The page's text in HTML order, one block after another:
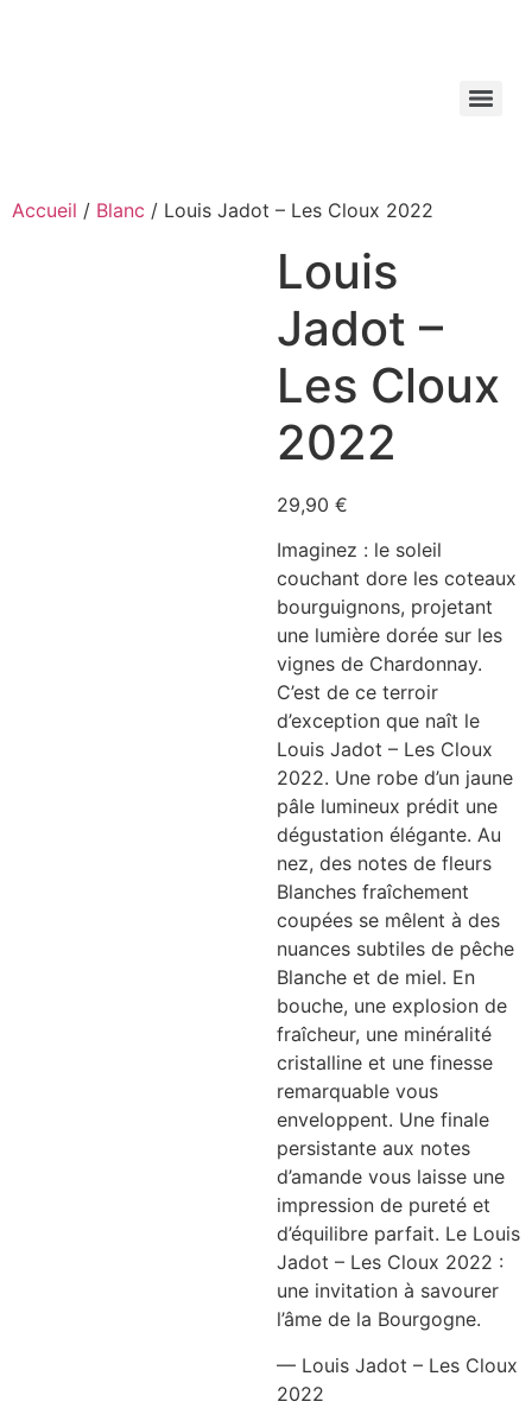
Accueil / Blanc / Louis Jadot – Les Cloux 2022
Louis
Jadot –
Les Cloux
2022
29,90 €
Imaginez : le soleil
couchant dore les coteaux
bourguignons, projetant
une lumière dorée sur les
vignes de Chardonnay.
C’est de ce terroir
d’exception que naît le
Louis Jadot – Les Cloux
2022. Une robe d’un jaune
pâle lumineux prédit une
dégustation élégante. Au
nez, des notes de fleurs
Blanches fraîchement
coupées se mêlent à des
nuances subtiles de pêche
Blanche et de miel. En
bouche, une explosion de
fraîcheur, une minéralité
cristalline et une finesse
remarquable vous
enveloppent. Une finale
persistante aux notes
d’amande vous laisse une
impression de pureté et
d’équilibre parfait. Le Louis
Jadot – Les Cloux 2022 :
une invitation à savourer
l’âme de la Bourgogne.
— Louis Jadot – Les Cloux
2022